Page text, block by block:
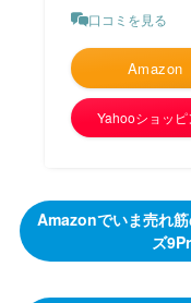
口コミを見る
Amazon
Yahooショッピ
Amazonでいま売れ
ズ